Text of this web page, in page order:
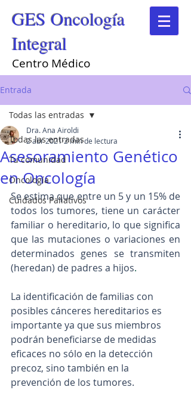
GES Oncología
Integral
Centro Médico
Entrada
Todas las entradas
Tu comunidad
Oncología
Cuidados Paliativos
Todas las entradas
Asesoramiento Genético
en Oncología
Dra. Ana Airoldi
2 abr 2021 2 min de lectura
Se estima que entre un 5 y un 15% de
todos los tumores, tiene un carácter
familiar o hereditario, lo que significa
que las mutaciones o variaciones en
determinados genes se transmiten
(heredan) de padres a hijos.
La identificación de familias con
posibles cánceres hereditarios es
importante ya que sus miembros
podrán beneficiarse de medidas
eficaces no sólo en la detección
precoz, sino también en la
prevención de los tumores.